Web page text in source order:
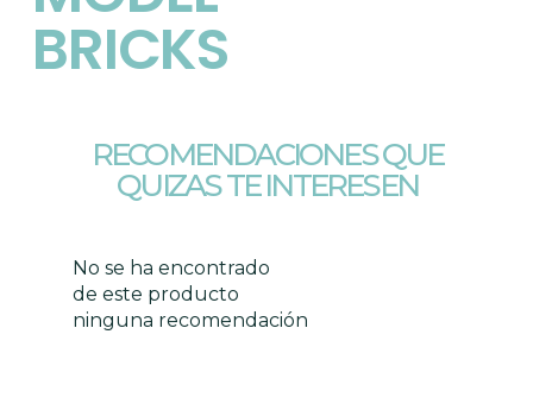
BRICKS
RECOMENDACIONES QUE
QUIZAS TE INTERESEN
No se ha encontrado
de este producto
ninguna recomendación